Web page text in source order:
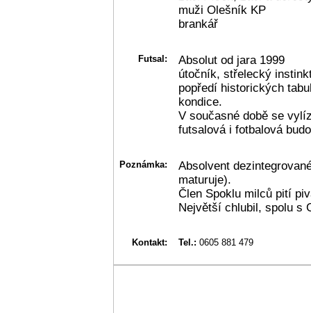
muži Olešník KP
brankář
Futsal:
Absolut od jara 1999
útočník, střelecký
popředí historických
kondice.
V současné době se
futsalová i fotbalová
Poznámka:
Absolvent
maturuje).
Člen Spoklu milců pití
Největší chlubil, spolu s
Kontakt: Tel.: 0605 881 479